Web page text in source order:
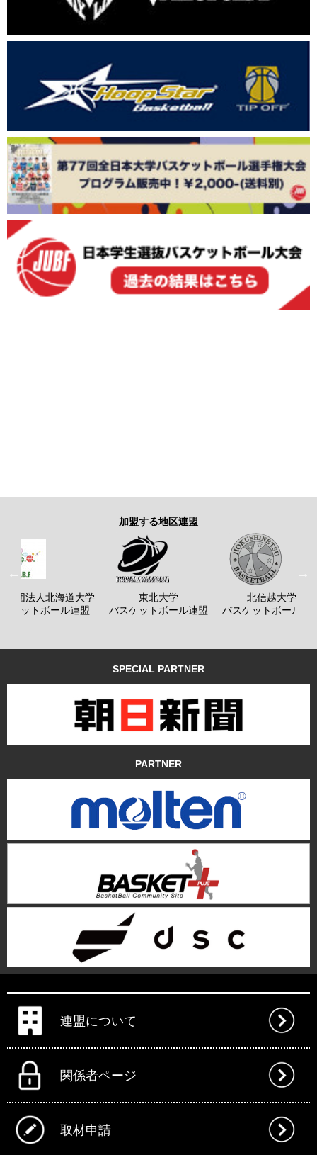
加盟する地区連盟
社団法人北海道大学
ケットボール連盟
東北大学
バスケットボール連盟
北信越大学
バスケットボール連
SPECIAL PARTNER
PARTNER
連盟について
関係者ページ
取材申請